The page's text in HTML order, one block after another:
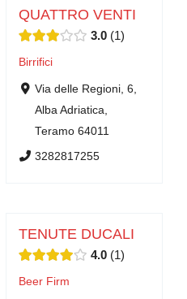
QUATTRO VENTI
3.0 1
Birrifici
Via delle Regioni, 6,
Alba Adriatica,
Teramo 64011
3282817255
TENUTE DUCALI
4.0 1
Beer Firm